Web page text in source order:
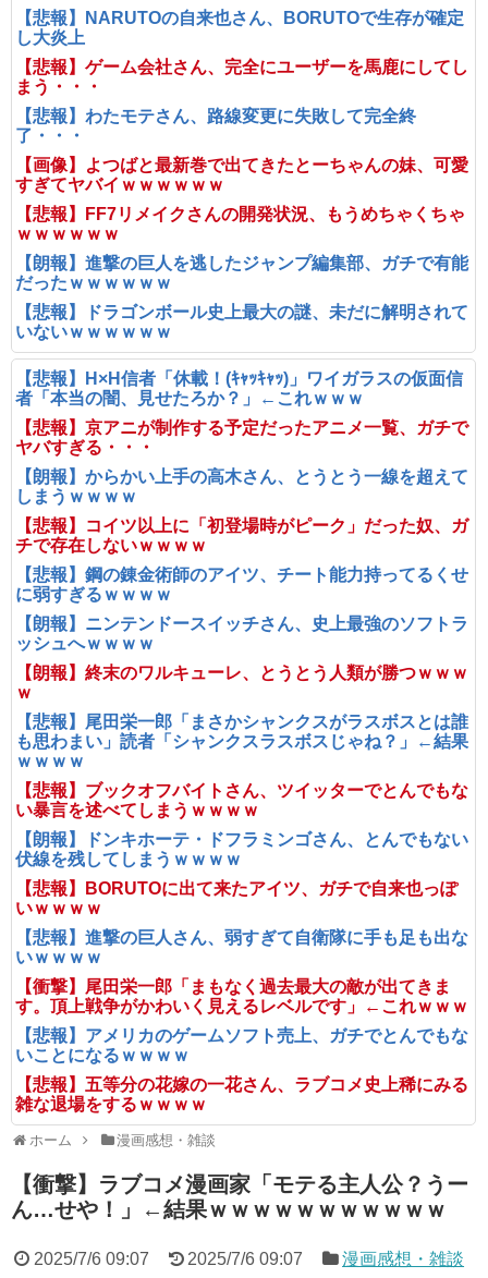
【悲報】NARUTOの自来也さん、BORUTOで生存が確定
し大炎上
【悲報】ゲーム会社さん、完全にユーザーを馬鹿にしてし
まう・・・
【悲報】わたモテさん、路線変更に失敗して完全終
了・・・
【画像】よつばと最新巻で出てきたとーちゃんの妹、可愛
すぎてヤバイｗｗｗｗｗｗ
【悲報】FF7リメイクさんの開発状況、もうめちゃくちゃ
ｗｗｗｗｗｗ
【朗報】進撃の巨人を逃したジャンプ編集部、ガチで有能
だったｗｗｗｗｗｗ
【悲報】ドラゴンボール史上最大の謎、未だに解明されて
いないｗｗｗｗｗｗ
【悲報】H×H信者「休載！(ｷｬｯｷｬｯ)」ワイガラスの仮面信
者「本当の闇、見せたろか？」←これｗｗｗ
【悲報】京アニが制作する予定だったアニメ一覧、ガチで
ヤバすぎる・・・
【朗報】からかい上手の高木さん、とうとう一線を超えて
しまうｗｗｗｗ
【悲報】コイツ以上に「初登場時がピーク」だった奴、ガ
チで存在しないｗｗｗｗ
【悲報】鋼の錬金術師のアイツ、チート能力持ってるくせ
に弱すぎるｗｗｗｗ
【朗報】ニンテンドースイッチさん、史上最強のソフトラ
ッシュへｗｗｗｗ
【朗報】終末のワルキューレ、とうとう人類が勝つｗｗｗ
ｗ
【悲報】尾田栄一郎「まさかシャンクスがラスボスとは誰
も思わまい」読者「シャンクスラスボスじゃね？」←結果
ｗｗｗｗ
【悲報】ブックオフバイトさん、ツイッターでとんでもな
い暴言を述べてしまうｗｗｗｗ
【朗報】ドンキホーテ・ドフラミンゴさん、とんでもない
伏線を残してしまうｗｗｗｗ
【悲報】BORUTOに出て来たアイツ、ガチで自来也っぽ
いｗｗｗｗ
【悲報】進撃の巨人さん、弱すぎて自衛隊に手も足も出な
いｗｗｗｗ
【衝撃】尾田栄一郎「まもなく過去最大の敵が出てきま
す。頂上戦争がかわいく見えるレベルです」←これｗｗｗ
【悲報】アメリカのゲームソフト売上、ガチでとんでもな
いことになるｗｗｗｗ
【悲報】五等分の花嫁の一花さん、ラブコメ史上稀にみる
雑な退場をするｗｗｗｗ
ホーム 漫画感想・雑談
【衝撃】ラブコメ漫画家「モテる主人公？うー
ん…せや！」←結果ｗｗｗｗｗｗｗｗｗｗｗ
2025/7/6 09:07 2025/7/6 09:07
漫画感想・雑談